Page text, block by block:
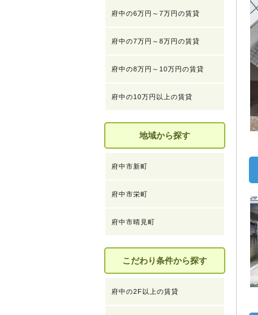
府中の6万円～7万円の賃貸
府中の7万円～8万円の賃貸
府中の8万円～10万円の賃貸
府中の10万円以上の賃貸
地域から探す
府中市新町
府中市栄町
府中市晴見町
こだわり条件から探す
府中の2F以上の賃貸